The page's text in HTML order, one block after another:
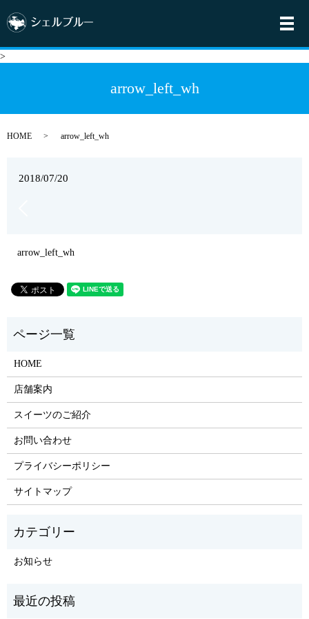
メ
>
arrow_left_wh
HOME arrow_left_wh
2018/07/20
arrow_left_wh
HOME
店舗案内
スイーツのご紹介
お問い合わせ
プライバシーポリシー
サイトマップ
お知らせ